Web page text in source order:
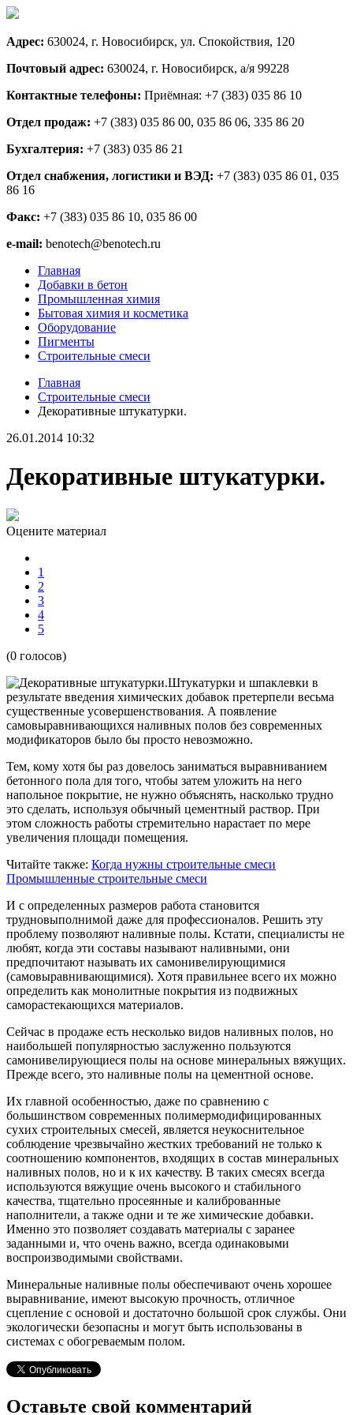
Адрес: 630024, г. Новосибирск, ул. Спокойствия, 120
Почтовый адрес: 630024, г. Новосибирск, а/я 99228
Контактные телефоны: Приёмная: +7 (383) 035 86 10
Отдел продаж: +7 (383) 035 86 00, 035 86 06, 335 86 20
Бухгалтерия: +7 (383) 035 86 21
Отдел снабжения, логистики и ВЭД: +7 (383) 035 86 01, 035
86 16
Факс: +7 (383) 035 86 10, 035 86 00
e-mail: benotech@benotech.ru
Главная
Добавки в бетон
Промышленная химия
Бытовая химия и косметика
Оборудование
Пигменты
Строительные смеси
Главная
Строительные смеси
Декоративные штукатурки.
26.01.2014 10:32
Декоративные штукатурки.
Оцените материал
1
2
3
4
5
(0 голосов)
Штукатурки и шпаклевки в
результате введения химических добавок претерпели весьма
существенные усовершенствования. А появление
самовыравнивающихся наливных полов без современных
модификаторов было бы просто невозможно.
Тем, кому хотя бы раз довелось заниматься выравниванием
бетонного пола для того, чтобы затем уложить на него
напольное покрытие, не нужно объяснять, насколько трудно
это сделать, используя обычный цементный раствор. При
этом сложность работы стремительно нарастает по мере
увеличения площади помещения.
Читайте также: Когда нужны строительные смеси
Промышленные строительные смеси
И с определенных размеров работа становится
трудновыполнимой даже для профессионалов. Решить эту
проблему позволяют наливные полы. Кстати, специалисты не
любят, когда эти составы называют наливными, они
предпочитают называть их самонивелирующимися
(самовыравнивающимися). Хотя правильнее всего их можно
определить как монолитные покрытия из подвижных
саморастекающихся материалов.
Сейчас в продаже есть несколько видов наливных полов, но
наибольшей популярностью заслуженно пользуются
самонивелирующиеся полы на основе минеральных вяжущих.
Прежде всего, это наливные полы на цементной основе.
Их главной особенностью, даже по сравнению с
большинством современных полимермодифицированных
сухих строительных смесей, является неукоснительное
соблюдение чрезвычайно жестких требований не только к
соотношению компонентов, входящих в состав минеральных
наливных полов, но и к их качеству. В таких смесях всегда
используются вяжущие очень высокого и стабильного
качества, тщательно просеянные и калиброванные
наполнители, а также одни и те же химические добавки.
Именно это позволяет создавать материалы с заранее
заданными и, что очень важно, всегда одинаковыми
воспроизводимыми свойствами.
Минеральные наливные полы обеспечивают очень хорошее
выравнивание, имеют высокую прочность, отличное
сцепление с основой и достаточно большой срок службы. Они
экологически безопасны и могут быть использованы в
системах с обогреваемым полом.
Оставьте свой комментарий